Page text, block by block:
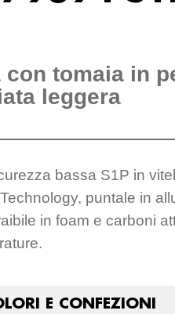
con tomaia in
leggera
bassa S1P in
puntale in
in foam e carboni
E CONFEZIONI